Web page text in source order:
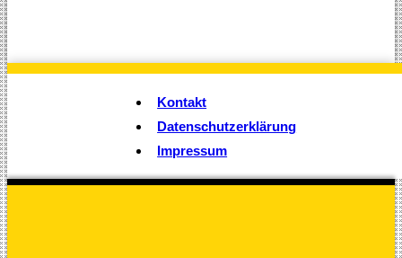
Kontakt
Datenschutzerklärung
Impressum